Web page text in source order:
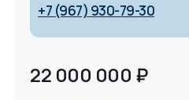
+7 (967) 930-79-30
22 000 000 ₽